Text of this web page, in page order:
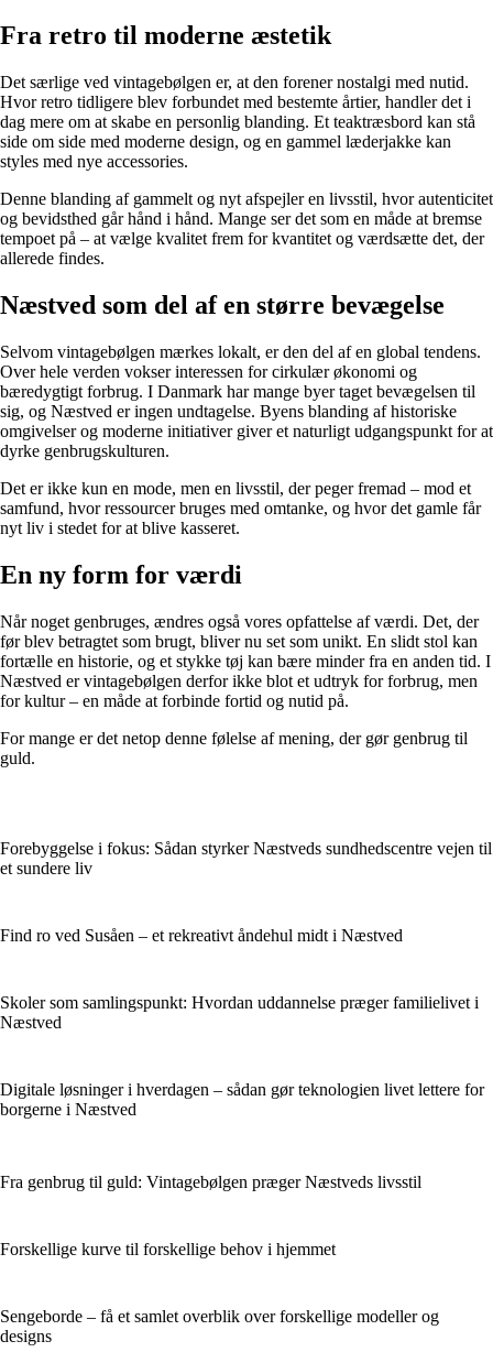
Fra retro til moderne æstetik
Det særlige ved vintagebølgen er, at den forener nostalgi med nutid.
Hvor retro tidligere blev forbundet med bestemte årtier, handler det i
dag mere om at skabe en personlig blanding. Et teaktræsbord kan stå
side om side med moderne design, og en gammel læderjakke kan
styles med nye accessories.
Denne blanding af gammelt og nyt afspejler en livsstil, hvor autenticitet
og bevidsthed går hånd i hånd. Mange ser det som en måde at bremse
tempoet på – at vælge kvalitet frem for kvantitet og værdsætte det, der
allerede findes.
Næstved som del af en større bevægelse
Selvom vintagebølgen mærkes lokalt, er den del af en global tendens.
Over hele verden vokser interessen for cirkulær økonomi og
bæredygtigt forbrug. I Danmark har mange byer taget bevægelsen til
sig, og Næstved er ingen undtagelse. Byens blanding af historiske
omgivelser og moderne initiativer giver et naturligt udgangspunkt for at
dyrke genbrugskulturen.
Det er ikke kun en mode, men en livsstil, der peger fremad – mod et
samfund, hvor ressourcer bruges med omtanke, og hvor det gamle får
nyt liv i stedet for at blive kasseret.
En ny form for værdi
Når noget genbruges, ændres også vores opfattelse af værdi. Det, der
før blev betragtet som brugt, bliver nu set som unikt. En slidt stol kan
fortælle en historie, og et stykke tøj kan bære minder fra en anden tid. I
Næstved er vintagebølgen derfor ikke blot et udtryk for forbrug, men
for kultur – en måde at forbinde fortid og nutid på.
For mange er det netop denne følelse af mening, der gør genbrug til
guld.
Forebyggelse i fokus: Sådan styrker Næstveds sundhedscentre vejen til
et sundere liv
Find ro ved Susåen – et rekreativt åndehul midt i Næstved
Skoler som samlingspunkt: Hvordan uddannelse præger familielivet i
Næstved
Digitale løsninger i hverdagen – sådan gør teknologien livet lettere for
borgerne i Næstved
Fra genbrug til guld: Vintagebølgen præger Næstveds livsstil
Forskellige kurve til forskellige behov i hjemmet
Sengeborde – få et samlet overblik over forskellige modeller og
designs